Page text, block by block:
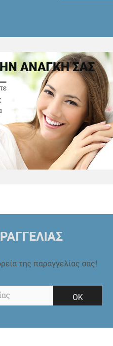
ΑΝΑΓΚΗ ΣΑΣ
της παραγγελίας σας!
ΟΚ